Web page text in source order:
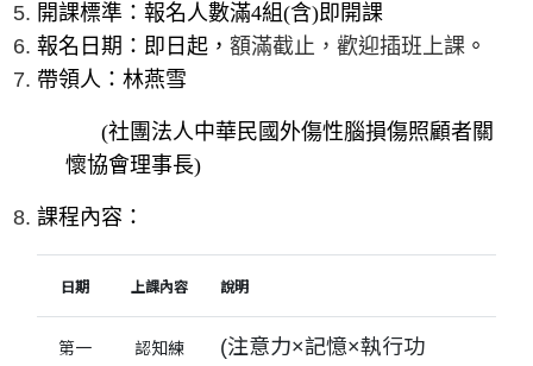
開課標準：報名人數滿4組(含)即開課
報名日期：即日起， 額滿截止，歡迎插班上課 。
帶領人：林燕雪
(社團法人中華民國外傷性腦損傷照顧者關
懷協會理事長)
課程內容：
日期 上課內容 說明
第一
認知練
(注意力×記憶×執行功